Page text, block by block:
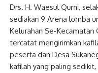
Drs. H. Waesul Qurni,
sediakan 9 Arena lomba
Kelurahan Se-Kecamatan
tercatat mengirimkan
peserta dan Desa
kafilah yang paling